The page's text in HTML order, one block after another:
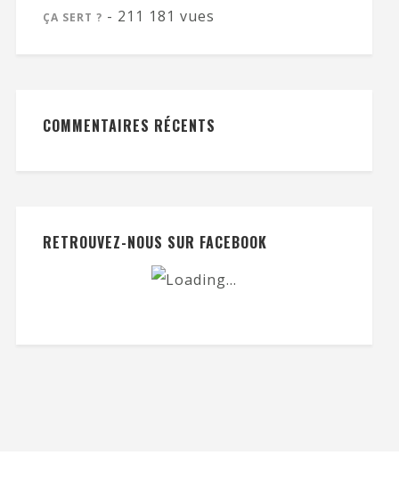
ÇA SERT ? - 211 181 vues
COMMENTAIRES RÉCENTS
RETROUVEZ-NOUS SUR FACEBOOK